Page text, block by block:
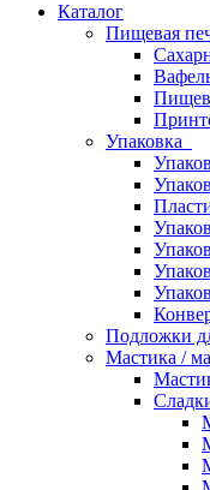
Каталог
Пищевая
Упаковка
Подложки
Мастика /